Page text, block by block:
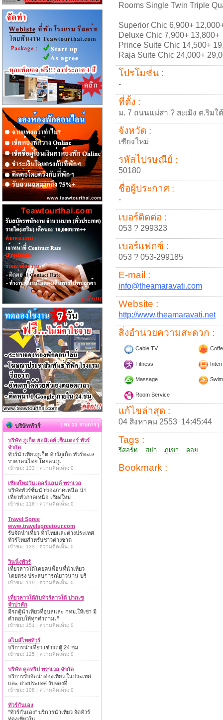
Rooms Single Twin Triple
Superior Chic 6,900+
Deluxe Chic 7,900+ 13,800+
Prince Suite Chic 14,500+
Raja Suite Chic 24,000+
โปรโมชั่น :
-
ที่ตั้ง :
ม. 7 ถนนแม่สา ? สะเมิง ต.ริมใ
จังหวัด :
เชียงใหม่
รหัสไปรษณีย์ :
50180
ชื่อผู้ประกาศ :
-
เบอร์ติดต่อ :
053 ? 299323
เบอร์แฟกซ์ :
053 ? 053-299185
E-mail :
info@theamaravati.com
Website :
http://www.theamaravati.net
สิ่งอำนวยความสะดวก :
Cable TV
Fitness
Massage
Room Service
แก้ไขล่าสุด :
04 สิงหาคม 2553 14:45:44
Tags :
รีสอร์ท สปา ภูเขา ดอย
Bookmark :
บริษัททัวร์ { พบ 33 รายการ }
บริษัท ภูเก็ต ฮอลิเดย์ เซ็นเตอร์ ทัวร์
จำกัด
ทัวร์นำเที่ยวภูเก็ต ทัวร์ภูเก็ต ทัวร์ทะเล
ราคาคนไทย โดยคนภูเ
เข้าชม: 133 | ความคิดเห็น: 0
เชียงใหม่วันเดอร์แลนด์ ทราเวล
บริษัททัวร์ชั้นนำของภาคเหนือ นำ
เที่ยวทั่วภาคเหนือ เชียงใหม่
เข้าชม: 116 | ความคิดเห็น: 0
Travel Spree
www.travelspreetour.com
รับจัดนำเที่ยว ทั่วไทยและต่างประเทศ
ทัวร์ไทยสำหรับชาวต่างชาต
เข้าชม: 133 | ความคิดเห็น: 0
วินนิ่งทัวร์
เที่ยวลาวใต้โดยคนพื้อนที่นำเที่ยว
โดยตรง ประสบการณ์ยาวนาน บริ
เข้าชม: 119 | ความคิดเห็น: 0
เที่ยวลาวใต้กับทัวร์ลาวใต้ ปากเซ
จำปาสัก
มีรถตู้นำเที่ยวที่อุบลและ กทม.ให้เช่า มี
คำตอบให้ทุกคำถามเกี่
เข้าชม: 151 | ความคิดเห็น: 0
สไมล์ไทยทัวร์
บริการนำเที่ยว เช่ารถตู้ 24 ชม.
เข้าชม: 125 | ความคิดเห็น: 0
บริษัท คูลทริป ทราเวล จำกัด
บริการรับจัดนำท่องเที่ยว ในประเทศ
และ ต่างประเทศ รับจองที่
เข้าชม: 108 | ความคิดเห็น: 0
ทัวร์กันเอง
"ทัวร์กันเอง" บริการนำเที่ยว จัดทัวร์